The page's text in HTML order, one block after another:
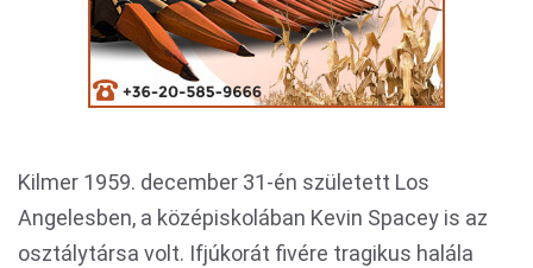
Kilmer 1959. december 31-én született Los
Angelesben, a középiskolában Kevin Spacey is az
osztálytársa volt. Ifjúkorát fivére tragikus halála